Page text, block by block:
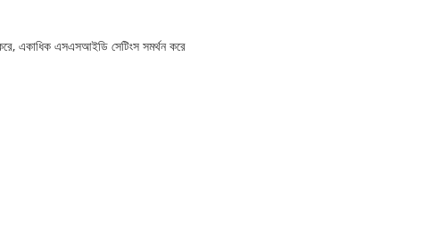
একাধিক এসএসআইডি সেটিংস সমর্থন করে